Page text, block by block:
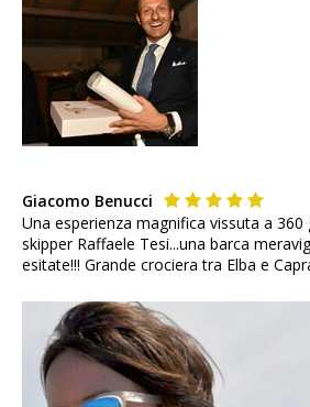
Giacomo Benucci
Una esperienza magnifica vissuta a 360
skipper Raffaele Tesi...una barca
esitate!!! Grande crociera tra Elba e